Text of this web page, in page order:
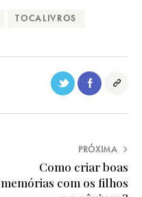
TOCALIVROS
PRÓXIMA
Como criar boas
memórias com os filhos